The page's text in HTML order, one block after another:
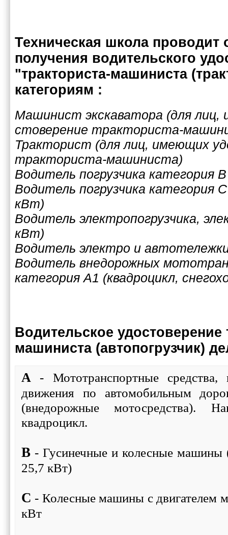
Техническая школа проводит
получения водительского
"тракториста-машиниста
категориям :
Машинист экскаватора (для лиц,
стоверение тракториста-
Тракторист (для лиц, имеющих
тракториста-машиниста)
Водитель погрузчика категория
Водитель погрузчика категория
кВт)
Водитель электропогрузчика,
кВт)
Водитель электро и
Водитель внедорожных
категория А1 (квадроцикл,
Водительское удостоверение
машиниста (автопогрузчик)
A - Мототранспортные средства,
движения по автомобильным
(внедорожные мотосредства).
квадроцикл.
B - Гусинечные и колесные машины
25,7 кВт)
C - Колесные машины с двигателем
кВт